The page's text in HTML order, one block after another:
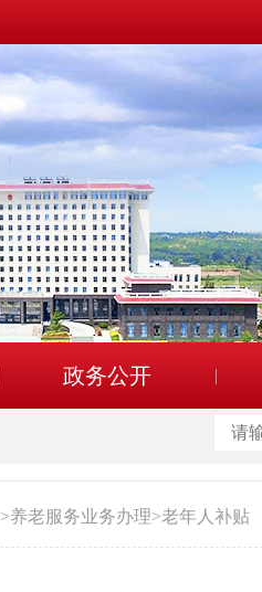
政务公开
>养老服务业务办理>老年人补贴